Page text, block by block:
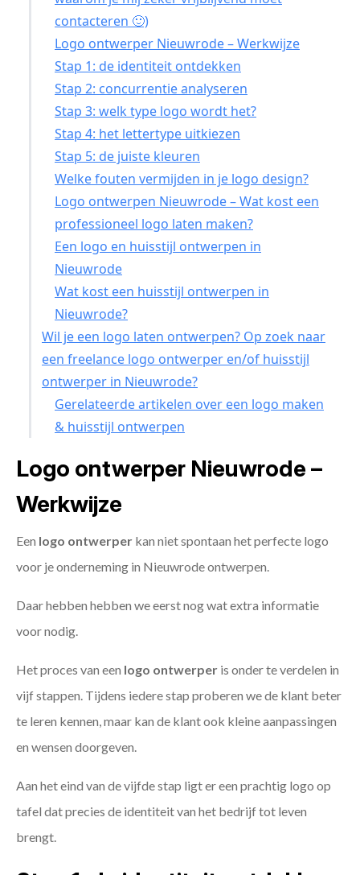
contacteren 🙂)
Logo ontwerper Nieuwrode – Werkwijze
Stap 1: de identiteit ontdekken
Stap 2: concurrentie analyseren
Stap 3: welk type logo wordt het?
Stap 4: het lettertype uitkiezen
Stap 5: de juiste kleuren
Welke fouten vermijden in je logo design?
Logo ontwerpen Nieuwrode – Wat kost een
professioneel logo laten maken?
Een logo en huisstijl ontwerpen in
Nieuwrode
Wat kost een huisstijl ontwerpen in
Nieuwrode?
Wil je een logo laten ontwerpen? Op zoek naar
een freelance logo ontwerper en/of huisstijl
ontwerper in Nieuwrode?
Gerelateerde artikelen over een logo maken
& huisstijl ontwerpen
Logo ontwerper Nieuwrode –
Werkwijze
Een logo ontwerper kan niet spontaan het perfecte logo
voor je onderneming in Nieuwrode ontwerpen.
Daar hebben hebben we eerst nog wat extra informatie
voor nodig.
Het proces van een logo ontwerper is onder te verdelen in
vijf stappen. Tijdens iedere stap proberen we de klant beter
te leren kennen, maar kan de klant ook kleine aanpassingen
en wensen doorgeven.
Aan het eind van de vijfde stap ligt er een prachtig logo op
tafel dat precies de identiteit van het bedrijf tot leven
brengt.